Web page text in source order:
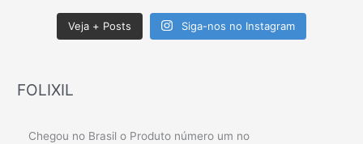
Veja + Posts Siga-nos no Instagram
FOLIXIL
Chegou no Brasil o Produto número um no